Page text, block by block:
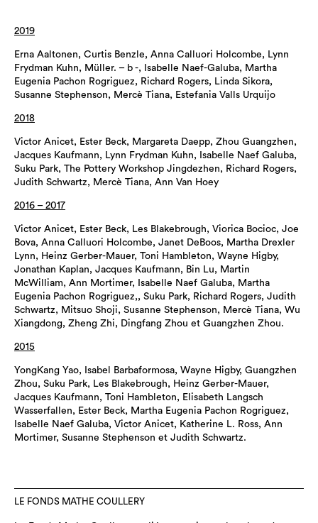
2019
Erna Aaltonen, Curtis Benzle, Anna Calluori Holcombe, Lynn
Frydman Kuhn, Müller. – b -, Isabelle Naef-Galuba, Martha
Eugenia Pachon Rogriguez, Richard Rogers, Linda Sikora,
Susanne Stephenson, Mercè Tiana, Estefania Valls Urquijo
2018
Victor Anicet, Ester Beck, Margareta Daepp, Zhou Guangzhen,
Jacques Kaufmann, Lynn Frydman Kuhn, Isabelle Naef Galuba,
Suku Park, The Pottery Workshop Jingdezhen, Richard Rogers,
Judith Schwartz, Mercè Tiana, Ann Van Hoey
2016 – 2017
Victor Anicet, Ester Beck, Les Blakebrough, Viorica Bocioc, Joe
Bova, Anna Calluori Holcombe, Janet DeBoos, Martha Drexler
Lynn, Heinz Gerber-Mauer, Toni Hambleton, Wayne Higby,
Jonathan Kaplan, Jacques Kaufmann, Bin Lu, Martin
McWilliam, Ann Mortimer, Isabelle Naef Galuba, Martha
Eugenia Pachon Rogriguez,, Suku Park, Richard Rogers, Judith
Schwartz, Mitsuo Shoji, Susanne Stephenson, Mercè Tiana, Wu
Xiangdong, Zheng Zhi, Dingfang Zhou et Guangzhen Zhou.
2015
YongKang Yao, Isabel Barbaformosa, Wayne Higby, Guangzhen
Zhou, Suku Park, Les Blakebrough, Heinz Gerber-Mauer,
Jacques Kaufmann, Toni Hambleton, Elisabeth Langsch
Wasserfallen, Ester Beck, Martha Eugenia Pachon Rogriguez,
Isabelle Naef Galuba, Victor Anicet, Katherine L. Ross, Ann
Mortimer, Susanne Stephenson et Judith Schwartz.
LE FONDS MATHE COULLERY